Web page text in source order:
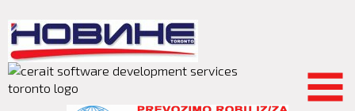
main
content